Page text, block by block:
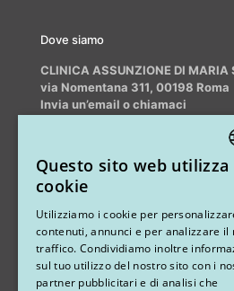
Dove siamo
CLINICA ASSUNZIONE DI MARIA
via Nomentana 311, 00198 Roma
Invia un’email o chiamaci
Altri studi
STUDIO MARIANETTI MED
via Sandro Pertini 26, 67051
Questo sito web utilizza
cookie
Utilizziamo i cookie per
contenuti, annunci e per analizzare il
traffico. Condividiamo inoltre
sul tuo utilizzo del nostro sito con i
partner pubblicitari e di analisi che